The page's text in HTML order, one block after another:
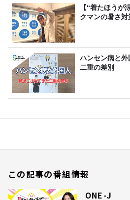
【“着たほうが
クマンの暑さ対
ハンセン病と
二重の差別
この記事の番組情報
ONE-J